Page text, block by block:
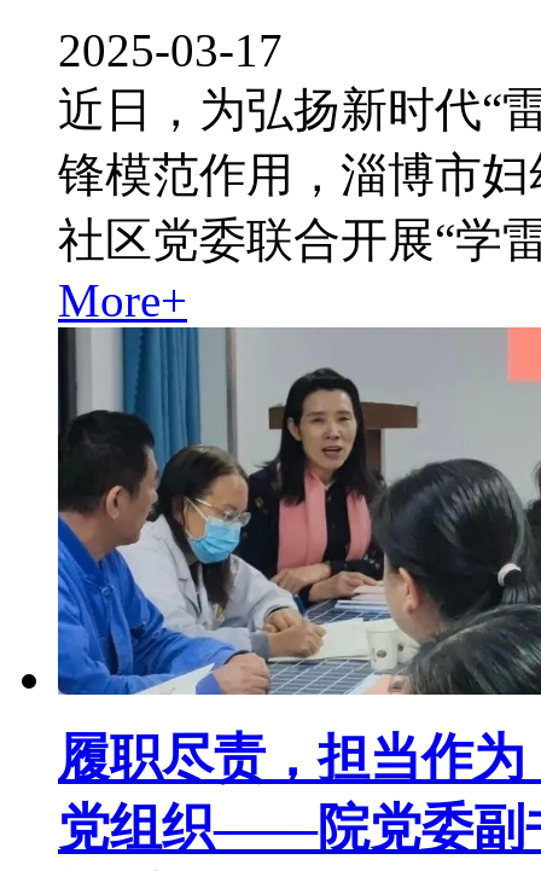
2025-03-17
近日，为弘扬新时代“
锋模范作用，淄博市
社区党委联合开展“学
More+
履职尽责，担当作
党组织——院党委副